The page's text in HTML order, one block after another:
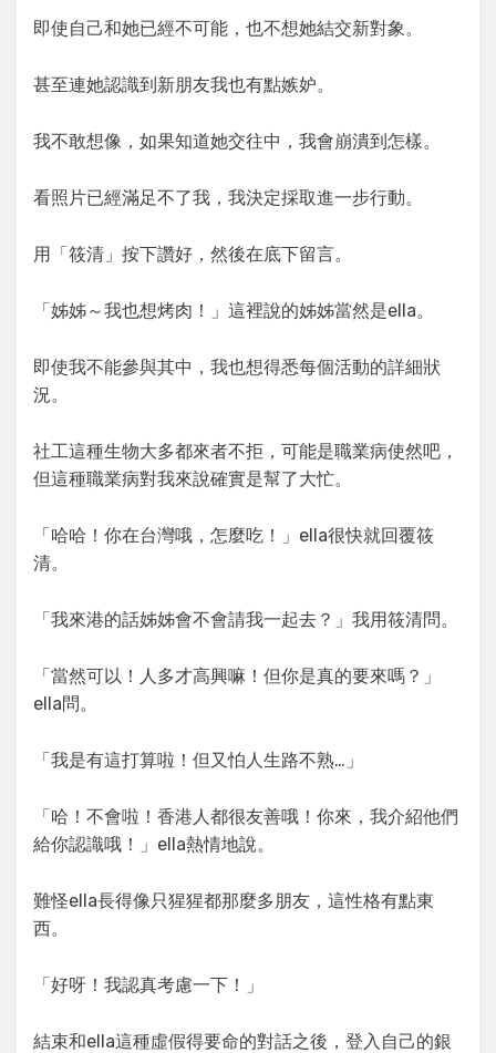
即使自己和她已經不可能，也不想她結交新對象。
甚至連她認識到新朋友我也有點嫉妒。
我不敢想像，如果知道她交往中，我會崩潰到怎樣。
看照片已經滿足不了我，我決定採取進一步行動。
用「筱清」按下讚好，然後在底下留言。
「姊姊～我也想烤肉！」這裡說的姊姊當然是ella。
即使我不能參與其中，我也想得悉每個活動的詳細狀
況。
社工這種生物大多都來者不拒，可能是職業病使然吧，
但這種職業病對我來說確實是幫了大忙。
「哈哈！你在台灣哦，怎麼吃！」ella很快就回覆筱
清。
「我來港的話姊姊會不會請我一起去？」我用筱清問。
「當然可以！人多才高興嘛！但你是真的要來嗎？」
ella問。
「我是有這打算啦！但又怕人生路不熟…」
「哈！不會啦！香港人都很友善哦！你來，我介紹他們
給你認識哦！」ella熱情地說。
難怪ella長得像只猩猩都那麼多朋友，這性格有點東
西。
「好呀！我認真考慮一下！」
結束和ella這種虛假得要命的對話之後，登入自己的銀